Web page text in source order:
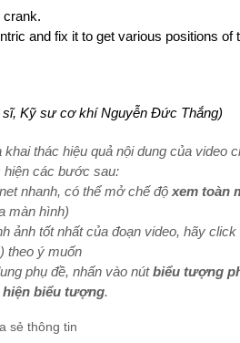
crank.
and fix it to get various positions of
sĩ, Kỹ sư cơ khí Nguyễn Đức Thắng)
thác hiệu quả nội dung của video
các bước sau:
nhanh, có thể mở chế độ xem toàn
màn hình)
ảnh tốt nhất của đoạn video, hãy
) theo ý muốn
phụ đề, nhấn vào nút biểu tượng
hiện biểu tượng.
sẻ thông tin